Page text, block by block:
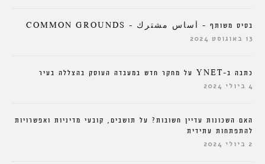
בסיס משותף – أساس مشترك – COMMON GROUNDS
13 באוגוסט 2024
כתבה ב-YNET על מחקר חדש במעבדה העוסק בהצללה בעיר
4 ביולי 2024
האם השכונות עדיין חשובות? על תושבים, קובעי מדיניות ואפשרויות
להתפתחות עתידית
2 ביולי 2024